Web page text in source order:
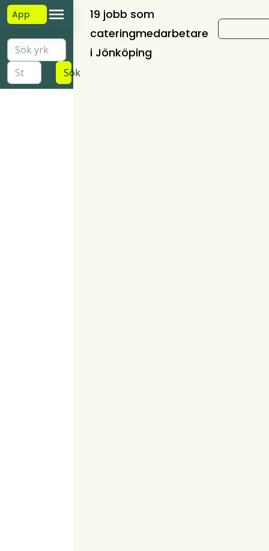
App
Sök
19 jobb som
cateringmedarbetare
i Jönköping